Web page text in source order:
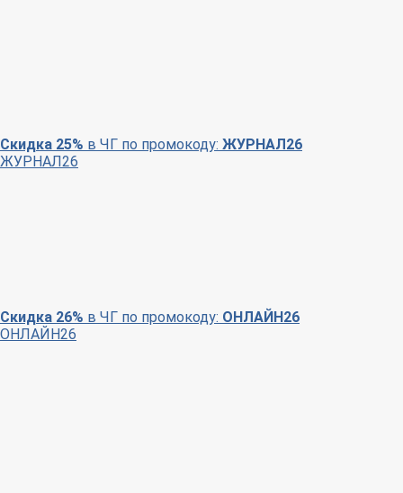
Скидка 25% в ЧГ по промокоду: ЖУРНАЛ26
ЖУРНАЛ26
Скидка 26% в ЧГ по промокоду: ОНЛАЙН26
ОНЛАЙН26